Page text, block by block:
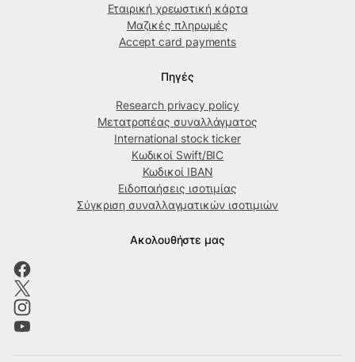
Εταιρική χρεωστική κάρτα
Μαζικές πληρωμές
Accept card payments
Πηγές
Research privacy policy
Μετατροπέας συναλλάγματος
International stock ticker
Κωδικοί Swift/BIC
Κωδικοί IBAN
Ειδοποιήσεις ισοτιμίας
Σύγκριση συναλλαγματικών ισοτιμιών
Ακολουθήστε μας